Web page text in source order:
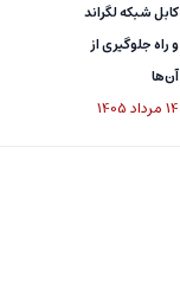
کابل شبکه لگراند
و راه جلوگیری از
آن‌ها
14مرداد1405